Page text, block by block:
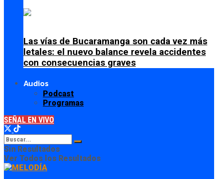
Las vías de Bucaramanga son cada vez más
letales: el nuevo balance revela accidentes
con consecuencias graves
Audios
Podcast
Programas
SEÑAL EN VIVO
Sin Resultados
Ver Todos los Resultados